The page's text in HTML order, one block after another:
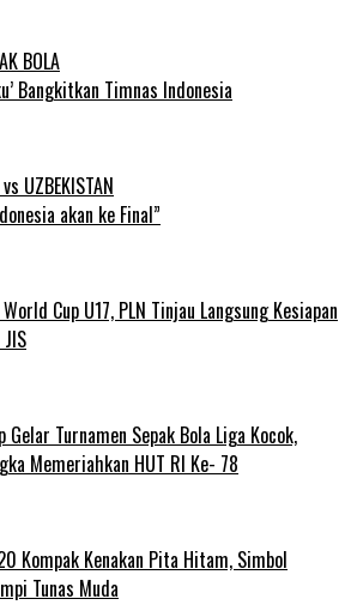
BOLA
Bangkitkan Timnas Indonesia
UZBEKISTAN
akan ke Final”
World Cup U17, PLN Tinjau Langsung Kesiapan
Gelar Turnamen Sepak Bola Liga Kocok,
Memeriahkan HUT RI Ke- 78
Kompak Kenakan Pita Hitam, Simbol
Tunas Muda